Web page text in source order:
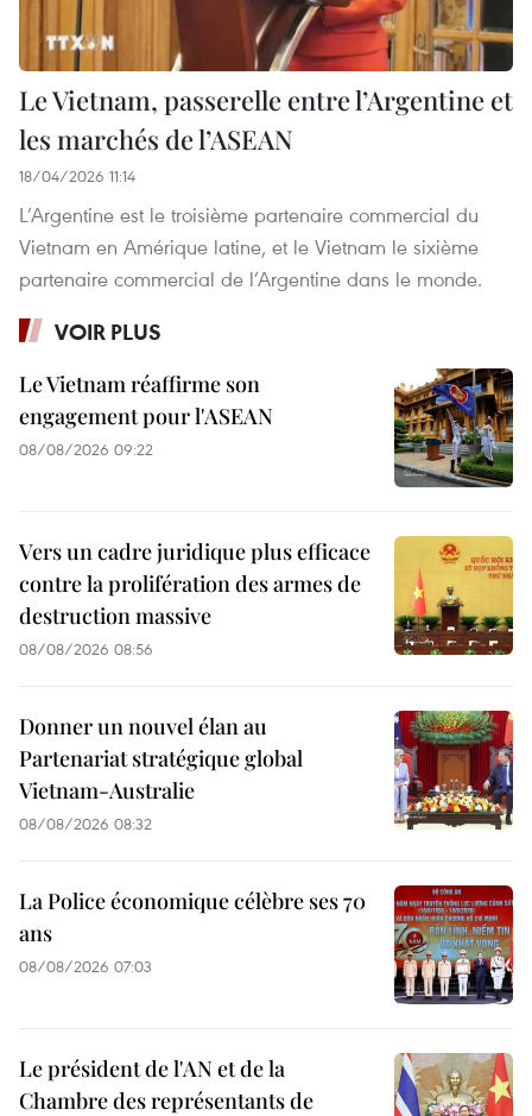
Le Vietnam, passerelle entre l’Argentine et
les marchés de l’ASEAN
18/04/2026 11:14
L’Argentine est le troisième partenaire commercial du
Vietnam en Amérique latine, et le Vietnam le sixième
partenaire commercial de l’Argentine dans le monde.
VOIR PLUS
Le Vietnam réaffirme son
engagement pour l'ASEAN
08/08/2026 09:22
Vers un cadre juridique plus efficace
contre la prolifération des armes de
destruction massive
08/08/2026 08:56
Donner un nouvel élan au
Partenariat stratégique global
Vietnam-Australie
08/08/2026 08:32
La Police économique célèbre ses 70
ans
08/08/2026 07:03
Le président de l'AN et de la
Chambre des représentants de